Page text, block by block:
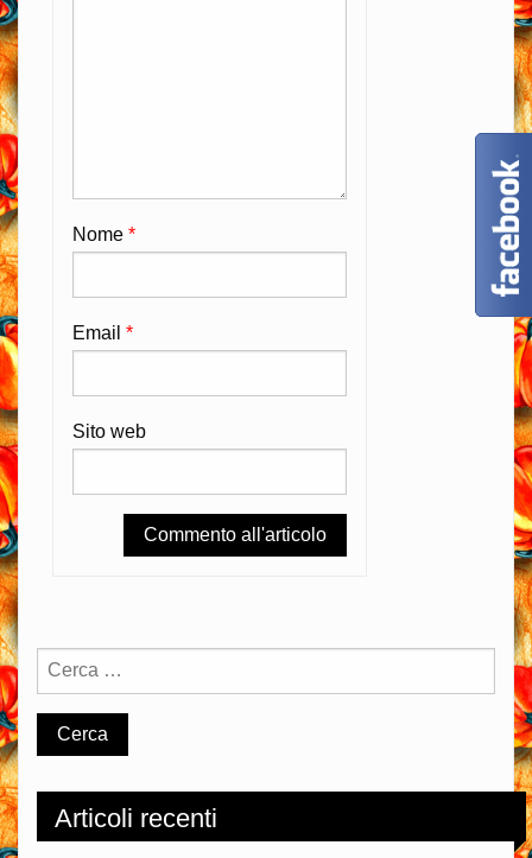
Nome *
Email *
Sito web
Articoli recenti